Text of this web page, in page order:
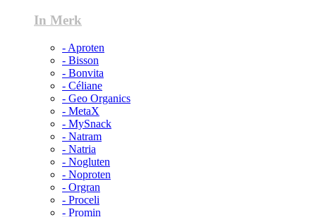
In Merk
- Aproten
- Bisson
- Bonvita
- Céliane
- Geo Organics
- MetaX
- MySnack
- Natram
- Natria
- Nogluten
- Noproten
- Orgran
- Proceli
- Promin